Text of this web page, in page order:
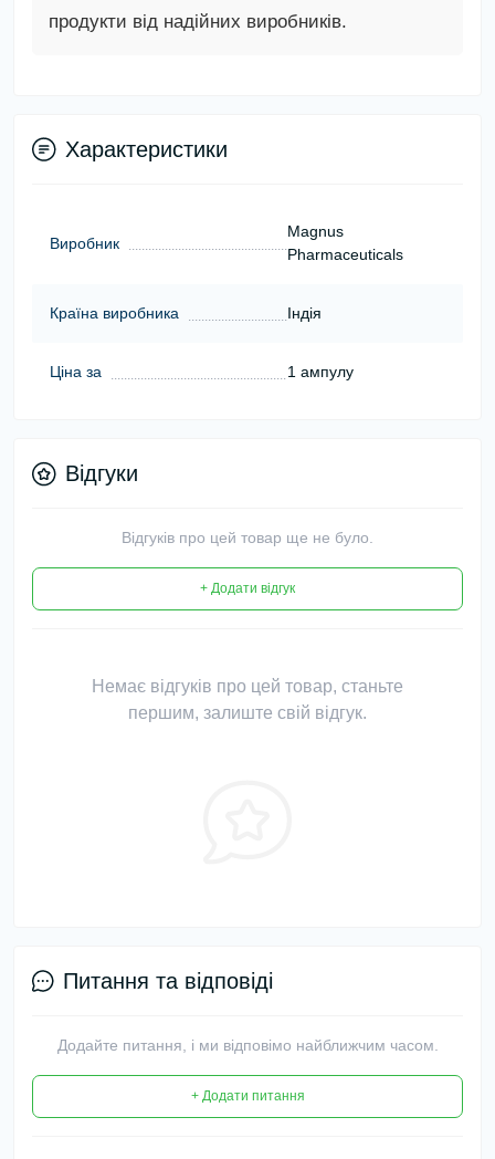
продукти від надійних виробників.
Характеристики
Виробник
Magnus
Pharmaceuticals
Країна виробника Індія
Ціна за 1 ампулу
Відгуки
Відгуків про цей товар ще не було.
+ Додати відгук
Немає відгуків про цей товар, станьте
першим, залиште свій відгук.
Питання та відповіді
Додайте питання, і ми відповімо найближчим часом.
+ Додати питання